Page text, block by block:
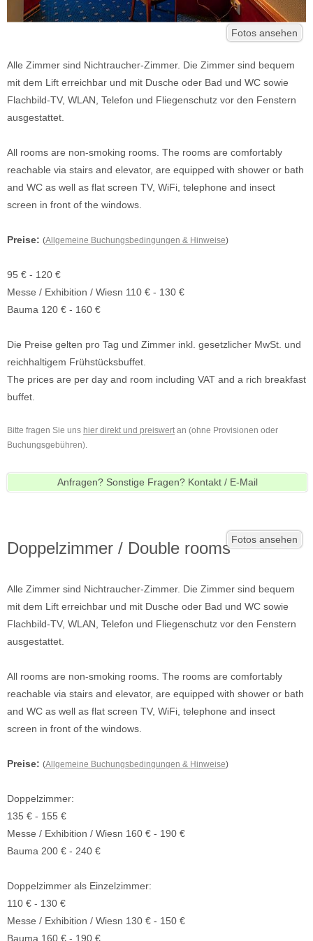
Fotos ansehen
Alle Zimmer sind Nichtraucher-Zimmer. Die Zimmer sind bequem
mit dem Lift erreichbar und mit Dusche oder Bad und WC sowie
Flachbild-TV, WLAN, Telefon und Fliegenschutz vor den Fenstern
ausgestattet.
All rooms are non-smoking rooms. The rooms are comfortably
reachable via stairs and elevator, are equipped with shower or bath
and WC as well as flat screen TV, WiFi, telephone and insect
screen in front of the windows.
Preise: (Allgemeine Buchungsbedingungen & Hinweise)
95 € - 120 €
Messe / Exhibition / Wiesn 110 € - 130 €
Bauma 120 € - 160 €
Die Preise gelten pro Tag und Zimmer inkl. gesetzlicher MwSt. und
reichhaltigem Frühstücksbuffet.
The prices are per day and room including VAT and a rich breakfast
buffet.
Bitte fragen Sie uns hier direkt und preiswert an (ohne Provisionen oder
Buchungsgebühren).
Anfragen? Sonstige Fragen? Kontakt / E-Mail
Doppelzimmer / Double roomsFotos ansehen
Alle Zimmer sind Nichtraucher-Zimmer. Die Zimmer sind bequem
mit dem Lift erreichbar und mit Dusche oder Bad und WC sowie
Flachbild-TV, WLAN, Telefon und Fliegenschutz vor den Fenstern
ausgestattet.
All rooms are non-smoking rooms. The rooms are comfortably
reachable via stairs and elevator, are equipped with shower or bath
and WC as well as flat screen TV, WiFi, telephone and insect
screen in front of the windows.
Preise: (Allgemeine Buchungsbedingungen & Hinweise)
Doppelzimmer:
135 € - 155 €
Messe / Exhibition / Wiesn 160 € - 190 €
Bauma 200 € - 240 €
Doppelzimmer als Einzelzimmer:
110 € - 130 €
Messe / Exhibition / Wiesn 130 € - 150 €
Bauma 160 € - 190 €